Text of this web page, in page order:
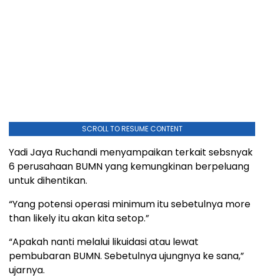
SCROLL TO RESUME CONTENT
Yadi Jaya Ruchandi menyampaikan terkait sebsnyak
6 perusahaan BUMN yang kemungkinan berpeluang
untuk dihentikan.
“Yang potensi operasi minimum itu sebetulnya more
than likely itu akan kita setop.”
“Apakah nanti melalui likuidasi atau lewat
pembubaran BUMN. Sebetulnya ujungnya ke sana,”
ujarnya.